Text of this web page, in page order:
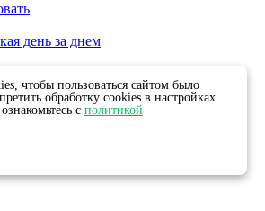
день за днем
чтобы пользоваться сайтом было
обработку cookies в настройках
с политикой